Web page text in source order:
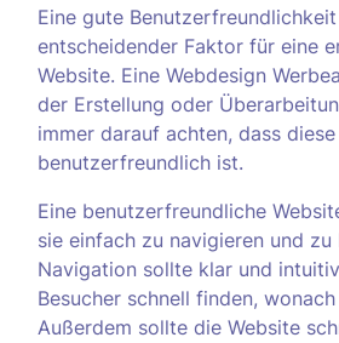
Eine gute
entscheidender Faktor für eine
Website. Eine Webdesign
der Erstellung oder
immer darauf achten, dass diese
benutzerfreundlich ist.
Eine benutzerfreundliche
sie einfach zu navigieren und
Navigation sollte klar und
Besucher schnell finden,
Außerdem sollte die Website